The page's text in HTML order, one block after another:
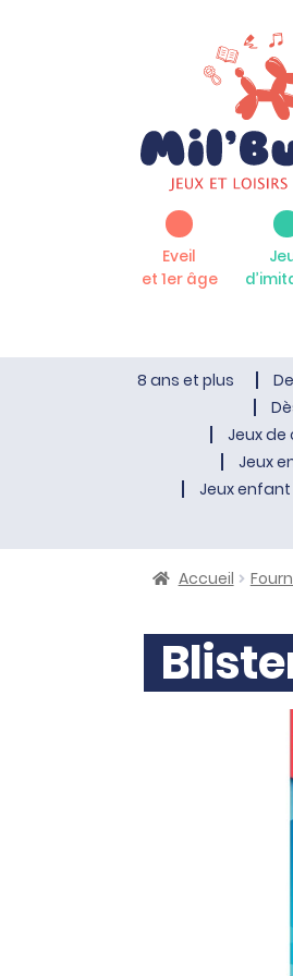
Eveil
et 1er âge
8 ans et plus
Jeux de
Jeux
Jeux enfant
Accueil